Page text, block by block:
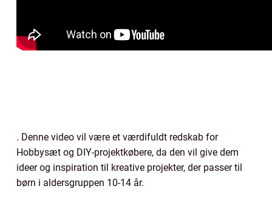
. Denne video vil være et værdifuldt redskab for
Hobbysæt og DIY-projektkøbere, da den vil give dem
ideer og inspiration til kreative projekter, der passer til
børn i aldersgruppen 10-14 år.